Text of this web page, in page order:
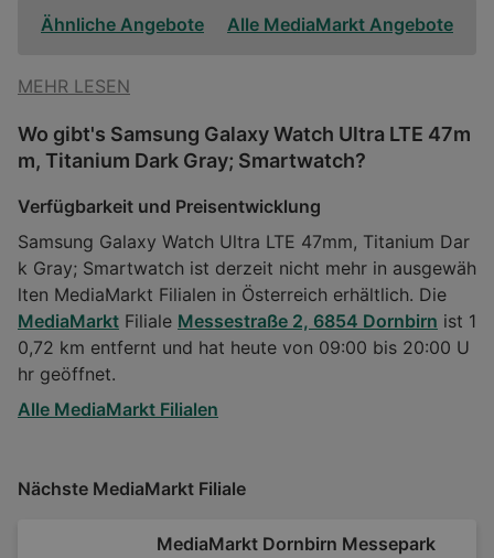
Ähnliche Angebote Alle MediaMarkt Angebote
MEHR LESEN
Wo gibt's Samsung Galaxy Watch Ultra LTE 47m
m, Titanium Dark Gray; Smartwatch?
Verfügbarkeit und Preisentwicklung
Samsung Galaxy Watch Ultra LTE 47mm, Titanium Dar
k Gray; Smartwatch ist derzeit nicht mehr in ausgewäh
lten MediaMarkt Filialen in Österreich erhältlich. Die
MediaMarkt Filiale Messestraße 2, 6854 Dornbirn ist 1
0,72 km entfernt und hat heute von 09:00 bis 20:00 U
hr geöffnet.
Alle MediaMarkt Filialen
Nächste MediaMarkt Filiale
MediaMarkt Dornbirn Messepark